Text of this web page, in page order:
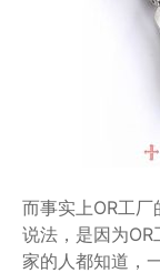
而事实上OR工
说法，是因为
家的人都知道，